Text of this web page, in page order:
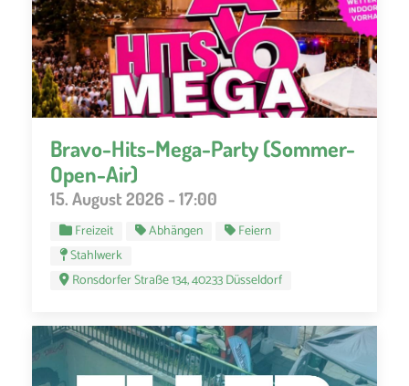
Bravo-Hits-Mega-Party (Sommer-
Open-Air)
15. August 2026 - 17:00
Freizeit Abhängen
Feiern
Stahlwerk
Ronsdorfer Straße 134, 40233 Düsseldorf